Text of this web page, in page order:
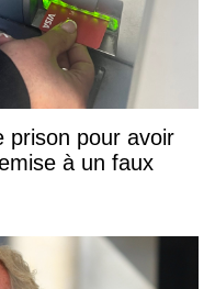
prison pour avoir
à un faux